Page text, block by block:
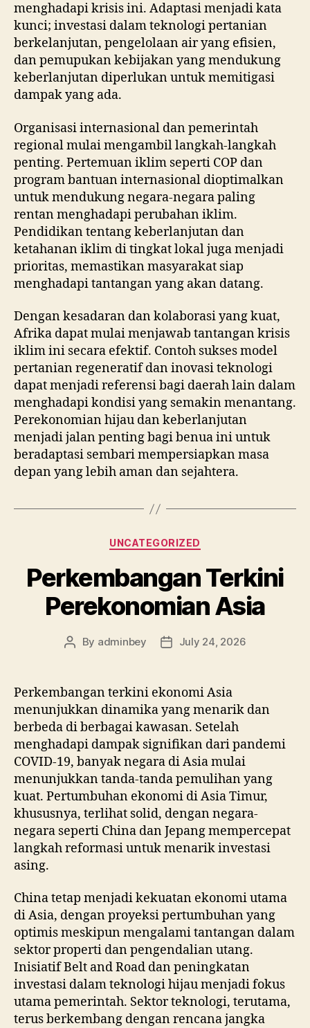
menghadapi krisis ini. Adaptasi menjadi kata
kunci; investasi dalam teknologi pertanian
berkelanjutan, pengelolaan air yang efisien,
dan pemupukan kebijakan yang mendukung
keberlanjutan diperlukan untuk memitigasi
dampak yang ada.
Organisasi internasional dan pemerintah
regional mulai mengambil langkah-langkah
penting. Pertemuan iklim seperti COP dan
program bantuan internasional dioptimalkan
untuk mendukung negara-negara paling
rentan menghadapi perubahan iklim.
Pendidikan tentang keberlanjutan dan
ketahanan iklim di tingkat lokal juga menjadi
prioritas, memastikan masyarakat siap
menghadapi tantangan yang akan datang.
Dengan kesadaran dan kolaborasi yang kuat,
Afrika dapat mulai menjawab tantangan krisis
iklim ini secara efektif. Contoh sukses model
pertanian regeneratif dan inovasi teknologi
dapat menjadi referensi bagi daerah lain dalam
menghadapi kondisi yang semakin menantang.
Perekonomian hijau dan keberlanjutan
menjadi jalan penting bagi benua ini untuk
beradaptasi sembari mempersiapkan masa
depan yang lebih aman dan sejahtera.
Categories
UNCATEGORIZED
Perkembangan Terkini
Perekonomian Asia
Post
By adminbey
PostJuly 24, 2026
Perkembangan terkini ekonomi Asia
menunjukkan dinamika yang menarik dan
berbeda di berbagai kawasan. Setelah
menghadapi dampak signifikan dari pandemi
COVID-19, banyak negara di Asia mulai
menunjukkan tanda-tanda pemulihan yang
kuat. Pertumbuhan ekonomi di Asia Timur,
khususnya, terlihat solid, dengan negara-
negara seperti China dan Jepang mempercepat
langkah reformasi untuk menarik investasi
asing.
China tetap menjadi kekuatan ekonomi utama
di Asia, dengan proyeksi pertumbuhan yang
optimis meskipun mengalami tantangan dalam
sektor properti dan pengendalian utang.
Inisiatif Belt and Road dan peningkatan
investasi dalam teknologi hijau menjadi fokus
utama pemerintah. Sektor teknologi, terutama,
terus berkembang dengan rencana jangka